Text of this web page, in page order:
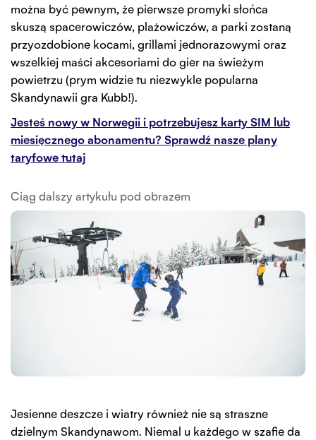
można być pewnym, że pierwsze promyki słońca
skuszą spacerowiczów, plażowiczów, a parki zostaną
przyozdobione kocami, grillami jednorazowymi oraz
wszelkiej maści akcesoriami do gier na świeżym
powietrzu (prym widzie tu niezwykle popularna
Skandynawii gra Kubb!).
Jesteś nowy w Norwegii i potrzebujesz karty SIM lub
miesięcznego abonamentu? Sprawdź nasze plany
taryfowe tutaj
Ciąg dalszy artykułu pod obrazem
Jesienne deszcze i wiatry również nie są straszne
dzielnym Skandynawom. Niemal u każdego w szafie da